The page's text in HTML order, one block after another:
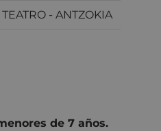
TEATRO - ANTZOKIA
de 7 años.